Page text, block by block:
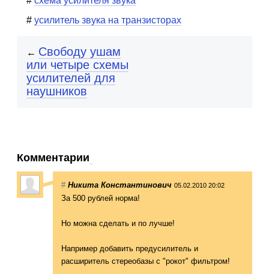
усилитель звука на транзисторах
← Свободу ушам
или четыре схемы
усилителей для
наушников
Комментарии
# Никита Константинович 05.02.2010 20:02
За 500 рублей норма!
Но можна сделать и по лучше!
Например добавить предусилитель и
расширитель стереобазы с "рокот" фильтром!